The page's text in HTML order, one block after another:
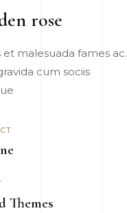
rose
et malesuada fames ac.
cum sociis
Themes